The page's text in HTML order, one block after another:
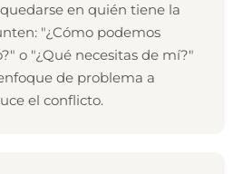
en quién tiene la
"¿Cómo podemos
o "¿Qué necesitas de mí?"
de problema a
el conflicto.